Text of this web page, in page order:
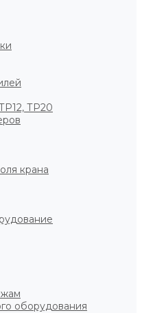
ТР20
крана
оборудования